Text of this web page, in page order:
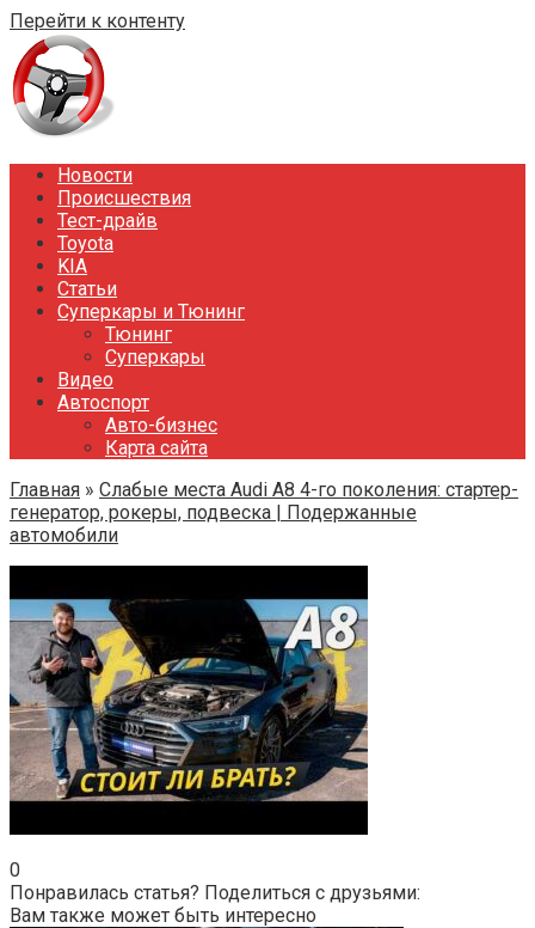
Перейти к контенту
Новости
Происшествия
Тест-драйв
Toyota
KIA
Статьи
Суперкары и Тюнинг
Тюнинг
Суперкары
Видео
Автоспорт
Авто-бизнес
Карта сайта
Главная » Слабые места Audi A8 4-го поколения: стартер-
генератор, рокеры, подвеска | Подержанные
автомобили
0
Понравилась статья? Поделиться с друзьями:
Вам также может быть интересно